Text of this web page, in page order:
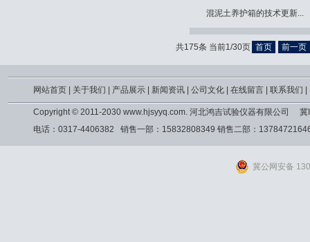
混泥土养护箱的技术更新...
共175条 当前1/30页 首页 前一页
网站首页| 关于我们 产品展示| 新闻资讯| 公司文化| 在线留言| 联系我们
Copyright © 2011-2030 www.hjsyyq.com. 河北鸿吉试验仪器有限公司
冀
电话：0317-4406382 销售一部：15832808349 销售二部：
冀公网安备